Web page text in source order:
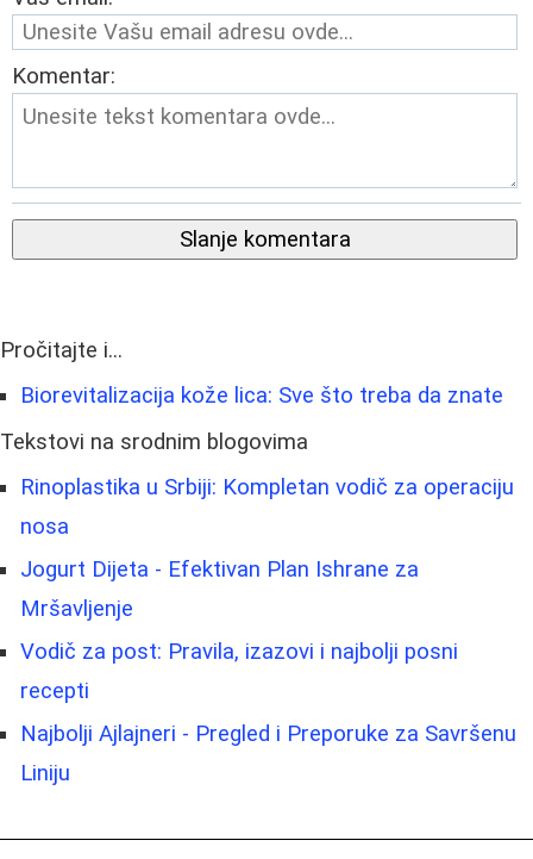
Komentar:
Slanje komentara
Pročitajte i...
Biorevitalizacija kože lica: Sve što treba da znate
Tekstovi na srodnim blogovima
Rinoplastika u Srbiji: Kompletan vodič za operaciju
nosa
Jogurt Dijeta - Efektivan Plan Ishrane za
Mršavljenje
Vodič za post: Pravila, izazovi i najbolji posni
recepti
Najbolji Ajlajneri - Pregled i Preporuke za Savršenu
Liniju